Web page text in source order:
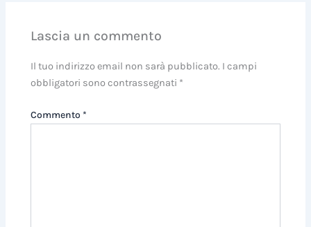
Lascia un commento
Il tuo indirizzo email non sarà pubblicato. I campi
obbligatori sono contrassegnati *
Commento *